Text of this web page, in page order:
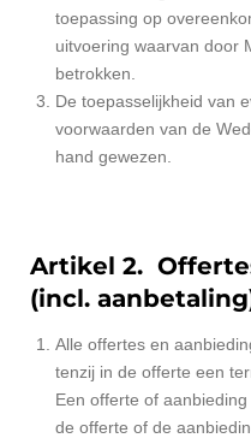
toepassing op
uitvoering waarvan door
betrokken.
De toepasselijkheid van
voorwaarden van de
hand gewezen.
Artikel 2.
(incl.
Alle offertes en
tenzij in de offerte een
Een offerte of
de offerte of de